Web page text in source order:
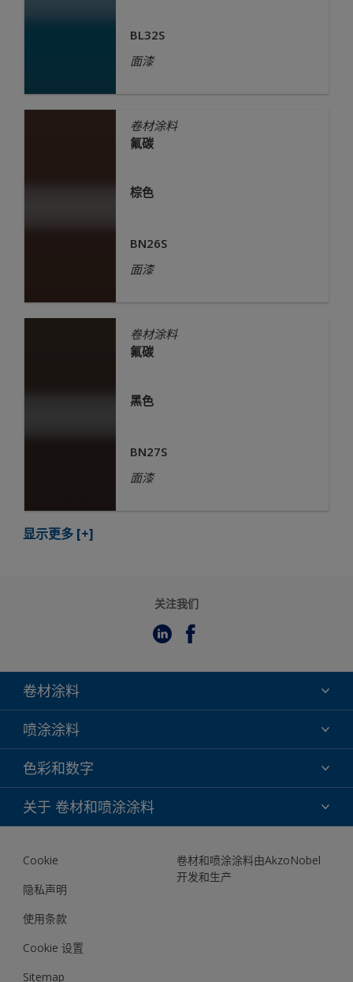
BL32S
面漆
卷材涂料
氟碳
棕色
BN26S
面漆
卷材涂料
氟碳
黑色
BN27S
面漆
显示更多 [+]
关注我们
卷材涂料
氟碳
环氧
聚酯
喷涂涂料
氟碳
TRINAR
TRINAR TRI-ESCENT II
色彩和数字
色彩选择
色彩库
关于 卷材和喷涂涂料
文档
联系我们
News
Cookie
隐私声明
使用条款
Cookie 设置
Sitemap
卷材和喷涂涂料由AkzoNobel
开发和生产